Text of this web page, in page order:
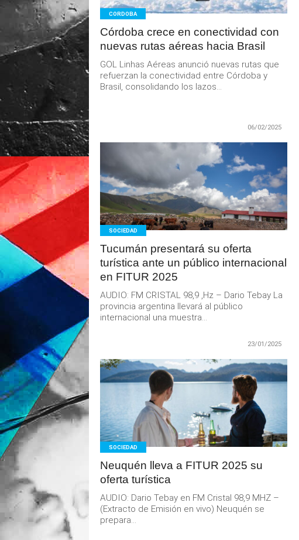
CORDOBA
Córdoba crece en conectividad con
nuevas rutas aéreas hacia Brasil
GOL Linhas Aéreas anunció nuevas rutas que
refuerzan la conectividad entre Córdoba y
Brasil, consolidando los lazos...
06/02/2025
LEER
MAS
SOCIEDAD
Tucumán presentará su oferta
turística ante un público internacional
en FITUR 2025
AUDIO: FM CRISTAL 98,9 ,Hz – Dario Tebay La
provincia argentina llevará al público
internacional una muestra...
23/01/2025
SOCIEDAD
Neuquén lleva a FITUR 2025 su
oferta turística
AUDIO: Dario Tebay en FM Cristal 98,9 MHZ –
(Extracto de Emisión en vivo) Neuquén se
prepara...